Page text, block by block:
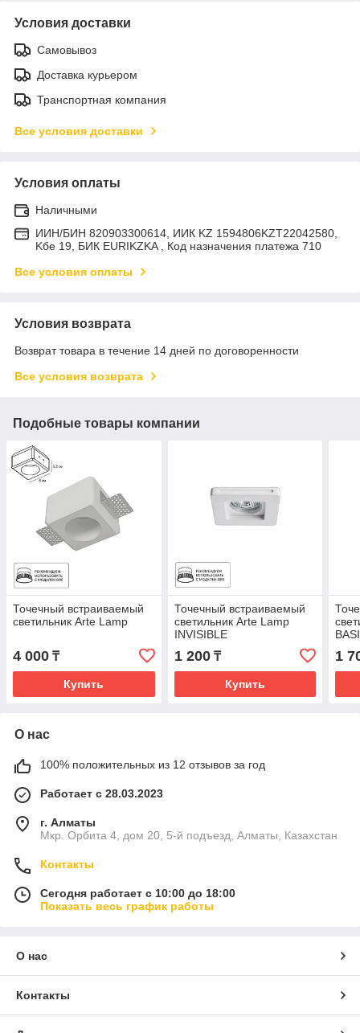
Условия доставки
Самовывоз
Доставка курьером
Транспортная компания
Все условия доставки
Условия оплаты
Наличными
ИИН/БИН 820903300614, ИИК KZ 1594806KZT22042580,
Kбе 19, БИК EURIKZKA , Код назначения платежа 710
Все условия оплаты
Условия возврата
Возврат товара в течение 14 дней по договоренности
Все условия возврата
Подобные товары компании
Точечный встраиваемый
светильник Arte Lamp
4 000 ₸
Купить
Точечный встраиваемый
светильник Arte Lamp
INVISIBLE
1 200₸
Купить
1
О нас
100% положительных из 12 отзывов за год
Работает с 28.03.2023
г. Алматы
Мкр. Орбита 4, дом 20, 5-й подъезд, Алматы, Казахстан
Контакты
Сегодня работает с 10:00 до 18:00
Показать весь график работы
О нас
Контакты